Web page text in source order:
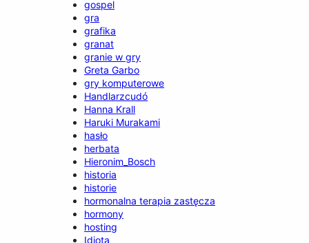
gospel
gra
grafika
granat
granie w gry
Greta Garbo
gry komputerowe
Handlarzcudó
Hanna Krall
Haruki Murakami
hasło
herbata
Hieronim_Bosch
historia
historie
hormonalna terapia zastęcza
hormony
hosting
Idiota